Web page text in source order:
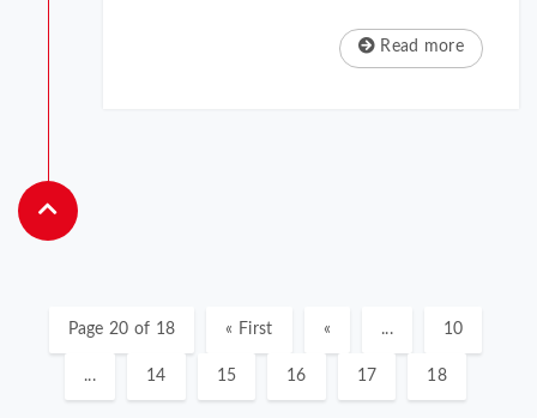
Read more
Page 20 of 18 « First « ... 10
... 14 15 16 17 18